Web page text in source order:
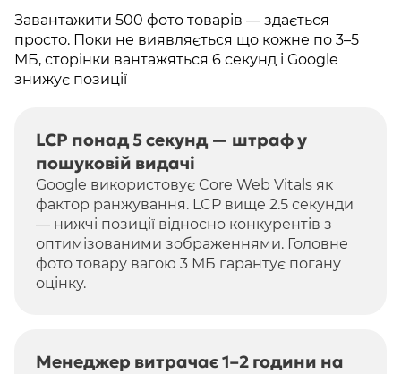
Завантажити 500 фото товарів — здається
просто. Поки не виявляється що кожне по 3–5
МБ, сторінки вантажяться 6 секунд і Google
знижує позиції
LCP понад 5 секунд — штраф у
пошуковій видачі
Google використовує Core Web Vitals як
фактор ранжування. LCP вище 2.5 секунди
— нижчі позиції відносно конкурентів з
оптимізованими зображеннями. Головне
фото товару вагою 3 МБ гарантує погану
оцінку.
Менеджер витрачає 1–2 години на